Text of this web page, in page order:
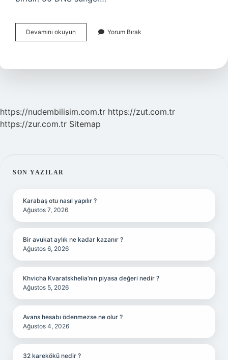
Devamını okuyun
Yatak
Olmalı
Yorum Bırak
https://nudembilisim.com.tr https://zut.com.tr
https://zur.com.tr Sitemap
SIDEBAR
SON YAZILAR
Karabaş otu nasıl yapılır ?
Ağustos 7, 2026
Bir avukat aylık ne kadar kazanır ?
Ağustos 6, 2026
Khvicha Kvaratskhelia’nın piyasa değeri nedir ?
Ağustos 5, 2026
Avans hesabı ödenmezse ne olur ?
Ağustos 4, 2026
32 karekökü nedir ?